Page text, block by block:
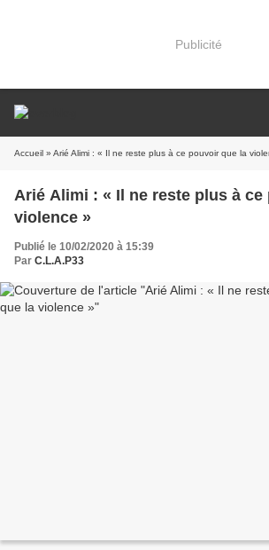
Publicité
Accueil » Arié Alimi : « Il ne reste plus à ce pouvoir que la
Arié Alimi : « Il ne reste plus à
violence »
Publié le 10/02/2020 à 15:39
Par C.L.A.P33